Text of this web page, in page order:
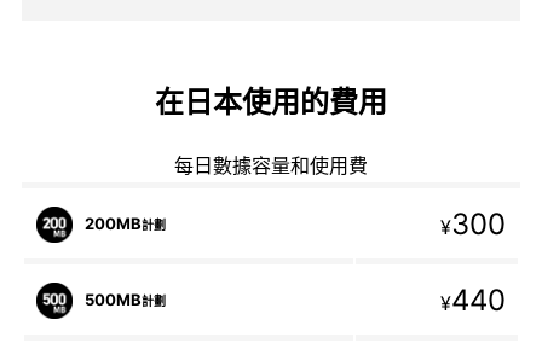
在日本使用的費用
每日數據容量和使用費
200MB計劃 ¥300
500MB計劃 ¥440